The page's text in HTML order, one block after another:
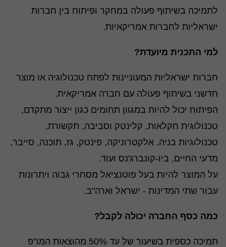
לתמיכה בשיתוף פעולה במחקר ופיתוח בין חברות
ישראליות לחברות אמריקאיות.
למי התכנית מיועדת?
חברות ישראליות המעוניינות לפתח טכנולוגיה או מוצר
חדשני בשיתוף פעולה עם חברה אמריקאית.
הפיתוח יכול להיות במגוון תחומים כגון ייצור מתקדם,
טכנולוגית חקלאות, קלינטק וסביבה, תקשורת,
טכנולוגיות בניה, אלקטרוניקה, פינטק, גז, תוכנה, סייבר,
מדעי החיים, ביו-קונברג'נס ועוד.
על המוצר להיות בעל פוטנציאל מסחרי גבוה ויתרונות
עבור שתי המדינות - ישראל וארה"ב.
כמה כסף החברה יכולה לקבל?
תמיכה כספית בשיעור של עד 50% מהוצאות המו"פ